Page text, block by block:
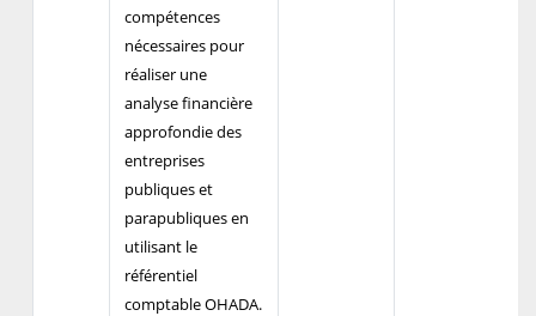
compétences
nécessaires pour
réaliser une
analyse financière
approfondie des
entreprises
publiques et
parapubliques en
utilisant le
référentiel
comptable OHADA.